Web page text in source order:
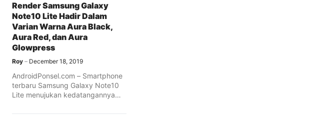
Render Samsung Galaxy
Note10 Lite Hadir Dalam
Varian Warna Aura Black,
Aura Red, dan Aura
Glowpress
Roy December 18, 2019
AndroidPonsel.com – Smartphone
terbaru Samsung Galaxy Note10
Lite menujukan kedatangannya
terbaru ...